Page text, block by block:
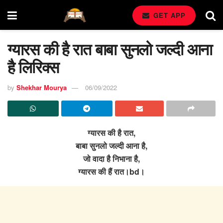
GET APP
ग्यारस की है रात बाबा सुनलो जल्दी आना
है लिरिक्स
by Shekhar Mourya 06/09/2022
ग्यारस की है रात,
बाबा सुनलो जल्दी आना है,
जो वादा है निभाना है,
ग्यारस की हैं रात।bd।